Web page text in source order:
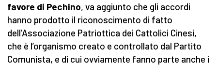
favore di Pechino, va aggiunto che gli accordi
hanno prodotto il riconoscimento di fatto
dell’Associazione Patriottica dei Cattolici Cinesi,
che è l’organismo creato e controllato dal Partito
Comunista, e di cui ovviamente fanno parte anche i